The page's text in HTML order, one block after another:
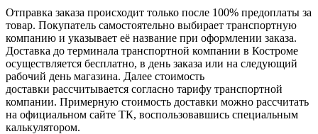
Отправка заказа происходит только после 100% предоплаты за
товар. Покупатель самостоятельно выбирает транспортную
компанию и указывает её название при оформлении заказа.
Доставка до терминала транспортной компании в Костроме
осуществляется бесплатно, в день заказа или на следующий
рабочий день магазина. Далее стоимость
доставки рассчитывается согласно тарифу транспортной
компании. Примерную стоимость доставки можно рассчитать
на официальном сайте ТК, воспользовавшись специальным
калькулятором.